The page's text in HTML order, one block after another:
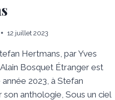
12 juillet 2023
Hertmans, par Yves
Bosquet Étranger est
2023, à Stefan
son anthologie, Sous un ciel